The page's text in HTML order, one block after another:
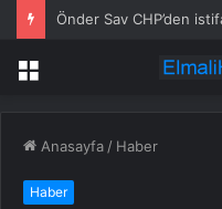
Önder Sav CHP’den
Menü
Anasayfa / Haber
Haber